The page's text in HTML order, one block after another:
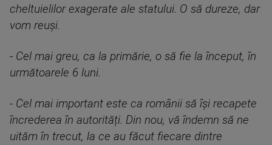
cheltuielilor exagerate ale statului. O să dureze, dar
vom reuși.
- Cel mai greu, ca la primărie, o să fie la început, în
următoarele 6 luni.
- Cel mai important este ca românii să își recapete
încrederea în autorități. Din nou, vă îndemn să ne
uităm în trecut, la ce au făcut fiecare dintre